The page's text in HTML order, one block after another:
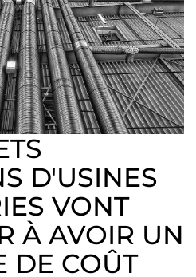
D'USINES
VONT
À AVOIR UN
DE COÛT